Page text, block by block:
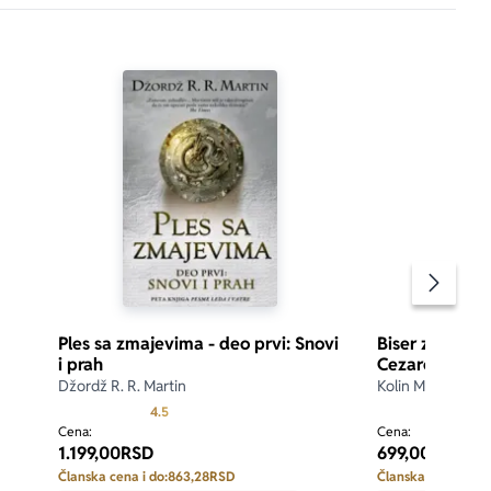
Ples sa zmajevima - deo prvi: Snovi
i prah
Džordž R. R. Martin
4.5Prosecna ocena je 4.5 od 5
Cena:
1.199,00RSD
Članska cena i do:863,28RSD
Biser za
Cezarove
Kolin Mekalou
Cena:
699,00
Članska cena i do: